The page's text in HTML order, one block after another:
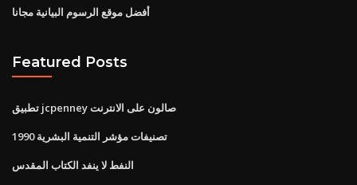
أفضل موقع الرسوم البيانية مجانا
Featured Posts
تطبيق jcpenney صالون على الانترنت
تصنيفات مؤشر التنمية البشرية 1990
النفط لا ينفد الكتاب المقدس